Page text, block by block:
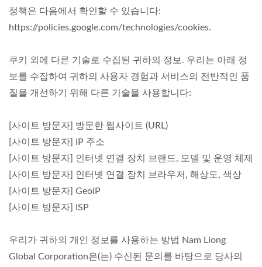
정책은 다음에서 확인할 수 있습니다:
https://policies.google.com/technologies/cookies.
쿠키 외에 다른 기술로 수집된 귀하의 정보. 우리는 아래 정
보를 수집하여 귀하의 사용자 경험과 서비스의 전반적인 품
질을 개선하기 위해 다른 기술을 사용합니다:
[사이트 방문자] 방문한 웹사이트 (URL)
[사이트 방문자] IP 주소
[사이트 방문자] 인터넷 연결 장치 브랜드, 모델 및 운영 체제
[사이트 방문자] 인터넷 연결 장치 브라우저, 해상도, 색상
[사이트 방문자] GeoIP
[사이트 방문자] ISP
우리가 귀하의 개인 정보를 사용하는 방법 Nam Liong
Global Corporation은(는) 수신된 문의를 바탕으로 당사의